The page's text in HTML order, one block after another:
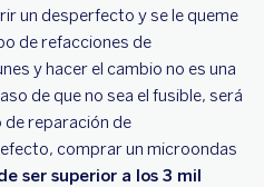
un desperfecto y se le queme
de refacciones de
y hacer el cambio no es una
de que no sea el fusible, será
de reparación de
comprar un microondas
ser superior a los 3 mil